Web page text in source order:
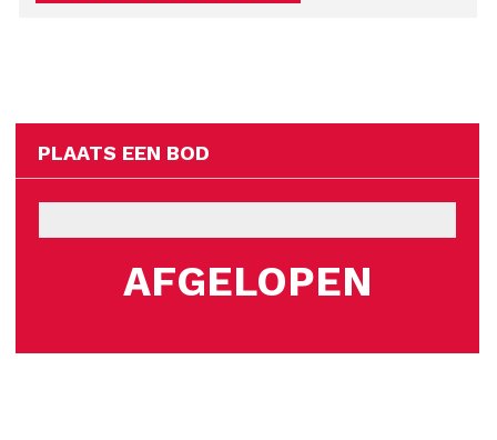
PLAATS EEN BOD
AFGELOPEN